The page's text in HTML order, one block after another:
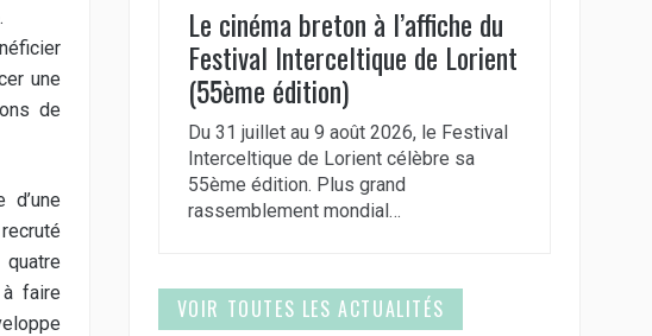
une
de
faire
Le cinéma breton à l’affiche du
Festival Interceltique de Lorient
(55ème édition)
Du 31 juillet au 9 août 2026, le Festival
Interceltique de Lorient célèbre sa
55ème édition. Plus grand
rassemblement mondial…
VOIR TOUTES LES ACTUALITÉS